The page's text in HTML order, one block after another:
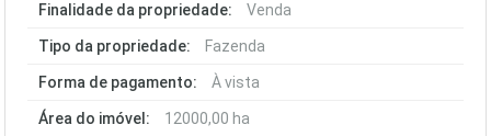
Finalidade da propriedade: Venda
Tipo da propriedade: Fazenda
Forma de pagamento: À vista
Área do imóvel: 12000,00 ha